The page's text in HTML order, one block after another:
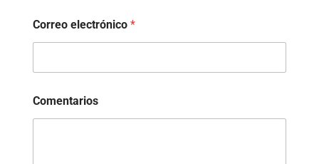
Correo electrónico *
Comentarios